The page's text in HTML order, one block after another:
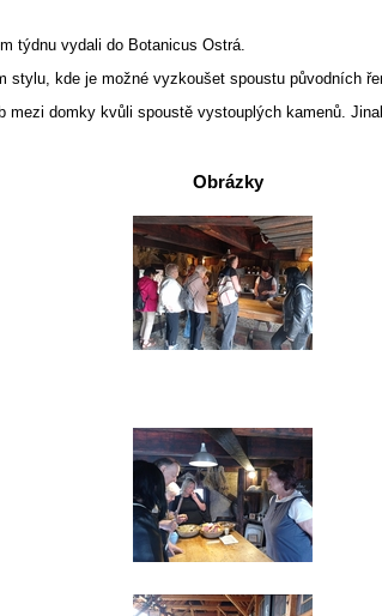
týdnu vydali do Botanicus Ostrá.
kde je možné vyzkoušet spoustu původních
mezi domky kvůli spoustě vystouplých kamenů.
Obrázky